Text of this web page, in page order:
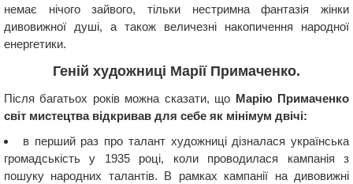
немає нічого зайвого, тільки нестримна фантазія жінки
дивовижної душі, а також величезні накопичення народної
енергетики.
Геній художниці Марії Примаченко.
Після багатьох років можна сказати, що Марію Примаченко
світ мистецтва відкривав для себе як мінімум двічі:
в перший раз про талант художниці дізналася українська
громадськість у 1935 році, коли проводилася кампанія з
пошуку народних талантів. В рамках кампанії на дивовижні